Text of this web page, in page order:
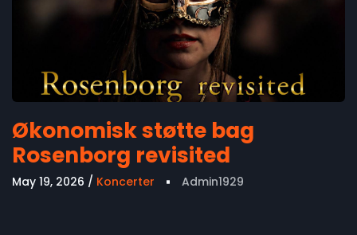
Økonomisk støtte bag
Rosenborg revisited
May 19, 2026 Koncerter Admin1929